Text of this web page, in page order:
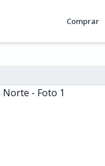
Comprar